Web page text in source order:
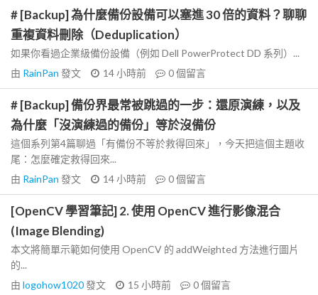
# [Backup] 為什麼備份設備可以塞進 30 倍的資料？聊聊
重複資料刪除（Deduplication）
如果你看過企業級備份設備（例如 Dell PowerProtect DD 系列）...
由 RainPan 發文 14 小時前 0個留言
# [Backup] 備份界最常被跳過的一步：還原演練，以及
為什麼「沒演練過的備份」等於沒備份
這個系列第4篇聊過「有備份不等於救得回來」，今天把這個主題收
尾：怎麼確定救得回來...
由 RainPan 發文 14 小時前 0個留言
[OpenCV 學習筆記] 2. 使用 OpenCV 進行影像混合
(Image Blending)
本文將簡單示範如何使用 OpenCV 的 addWeighted 方法進行圖片
的...
由 logohow1020發文 15 小時前 0個留言